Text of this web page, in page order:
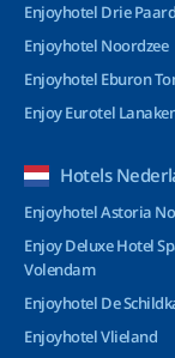
Enjoyhotel Drie
Enjoyhotel Noordzee
Enjoyhotel Eburon
Enjoy Eurotel
Hotels
Enjoyhotel Astoria
Enjoy Deluxe Hotel
Volendam
Enjoyhotel De
Enjoyhotel Vlieland